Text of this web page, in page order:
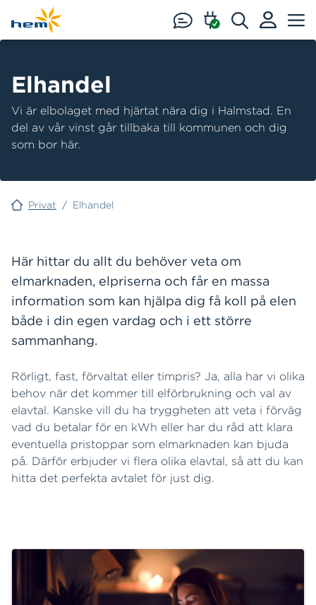
Hoppa till huvudinnehåll
Elhandel
Vi är elbolaget med hjärtat nära dig i Halmstad. En
del av vår vinst går tillbaka till kommunen och dig
som bor här.
Privat / Elhandel
Här hittar du allt du behöver veta om
elmarknaden, elpriserna och får en massa
information som kan hjälpa dig få koll på elen
både i din egen vardag och i ett större
sammanhang.
Rörligt, fast, förvaltat eller timpris? Ja, alla har vi olika
behov när det kommer till elförbrukning och val av
elavtal. Kanske vill du ha tryggheten att veta i förväg
vad du betalar för en kWh eller har du råd att klara
eventuella pristoppar som elmarknaden kan bjuda
på. Därför erbjuder vi flera olika elavtal, så att du kan
hitta det perfekta avtalet för just dig.